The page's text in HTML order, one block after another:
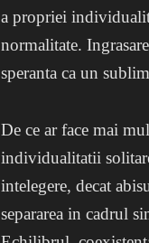
a propriei
normalitate.
speranta ca un
De ce ar face mai
individualitatii
intelegere, decat
separarea in cadrul